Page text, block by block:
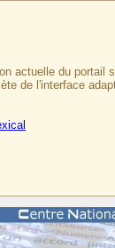
actuelle du portail
de l'interface